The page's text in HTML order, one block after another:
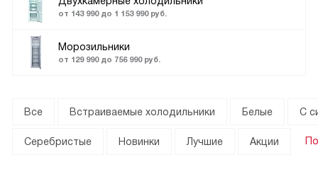
от 143 990 до 1 153 990 руб.
Морозильники
от 129 990 до 756 990 руб.
Все Встраиваемые холодильники Белые С
Серебристые Новинки Лучшие Акции